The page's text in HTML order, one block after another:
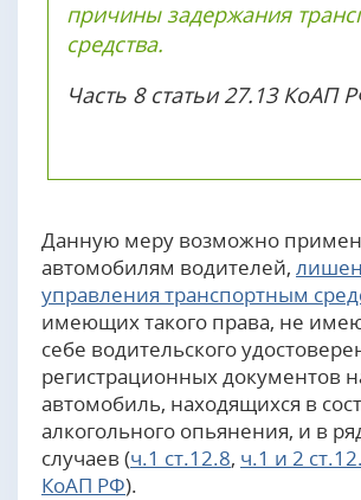
причины задержания
средства.
Часть 8 статьи 27.13 КоАП
Данную меру возможно
автомобилям водителей,
управления транспортным
имеющих такого права, не
себе водительского
регистрационных документов
автомобиль, находящихся в
алкогольного опьянения, и в
случаев (ч.1 ст.12.8, ч.1 и 2
КоАП РФ).